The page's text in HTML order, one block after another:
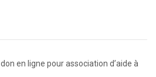
en ligne pour association d’aide à